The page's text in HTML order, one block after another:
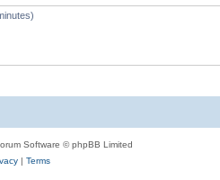
Software © phpBB Limited
| Terms